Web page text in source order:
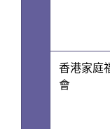
香港家庭
會